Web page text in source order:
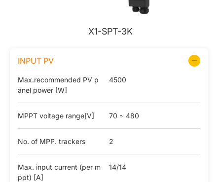
X1-SPT-3K
INPUT PV
Max.recommended PV p
anel power [W]
4500
MPPT voltage range[V] 70 ~ 480
No. of MPP. trackers 2
Max. input current (per m
ppt) [A]
14/14